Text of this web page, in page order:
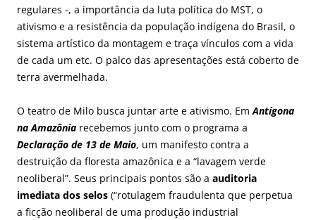
regulares -, a importância da luta política do MST, o
ativismo e a resistência da população indígena do Brasil, o
sistema artístico da montagem e traça vínculos com a vida
de cada um etc. O palco das apresentações está coberto de
terra avermelhada.
O teatro de Milo busca juntar arte e ativismo. EmAntígona
na Amazônia recebemos junto com o programa a
Declaração de 13 de Maio, um manifesto contra a
destruição da floresta amazônica e a “lavagem verde
neoliberal”. Seus principais pontos são a auditoria
imediata dos selos (“rotulagem fraudulenta que perpetua
a ficção neoliberal de uma produção industrial